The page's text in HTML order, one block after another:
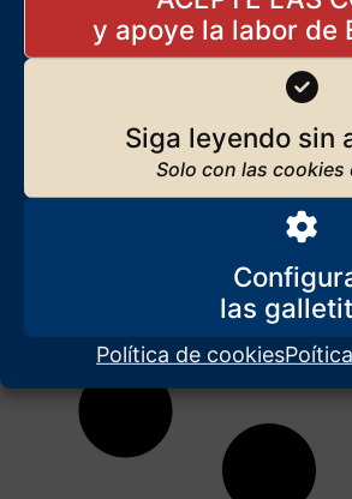
Siga leyendo sin
Política de cookies